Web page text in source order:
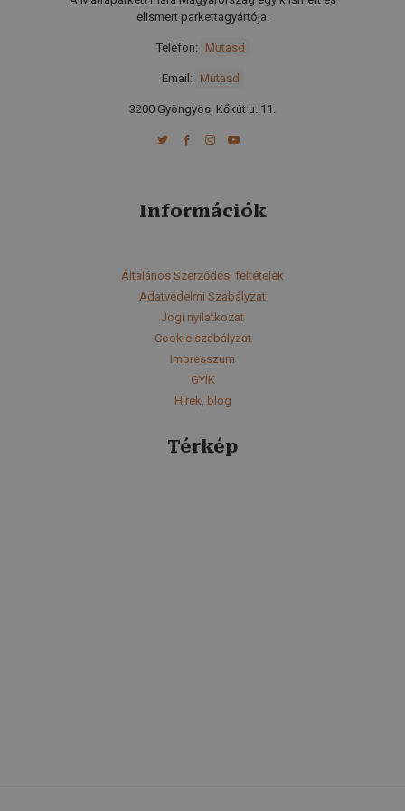
elismert parkettagyártója.
Telefon: Mutasd
Email: Mutasd
3200 Gyöngyös, Kőkút u. 11.
Információk
Általános Szerződési feltételek
Adatvédelmi Szabályzat
Jogi nyilatkozat
Cookie szabályzat
Impresszum
GYIK
Hírek, blog
Térkép